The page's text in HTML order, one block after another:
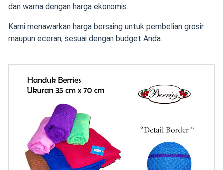
dan warna dengan harga ekonomis.
Kami menawarkan harga bersaing untuk pembelian grosir
maupun eceran, sesuai dengan budget Anda.